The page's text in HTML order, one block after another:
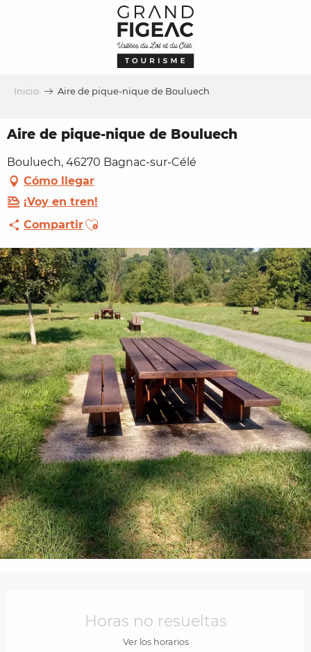
Inicio Aire de pique-nique de Bouluech
Aire de pique-nique de Bouluech
Bouluech, 46270 Bagnac-sur-Célé
Cómo llegar
¡Voy en tren!
CompartirAjouter aux favoris
Horas no resueltas
Ver los horarios